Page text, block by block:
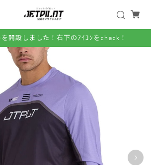
開設しました！右下のｱｲｺﾝをcheck！